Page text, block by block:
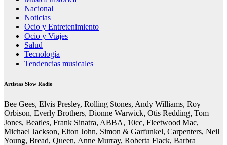
Nacional
Noticias
Ocio y Entretenimiento
Ocio y Viajes
Salud
Tecnología
Tendencias musicales
Artistas Slow Radio
Bee Gees, Elvis Presley, Rolling Stones, Andy Williams, Roy
Orbison, Everly Brothers, Dionne Warwick, Otis Redding, Tom
Jones, Beatles, Frank Sinatra, ABBA, 10cc, Fleetwood Mac,
Michael Jackson, Elton John, Simon & Garfunkel, Carpenters, Neil
Young, Bread, Queen, Anne Murray, Roberta Flack, Barbra